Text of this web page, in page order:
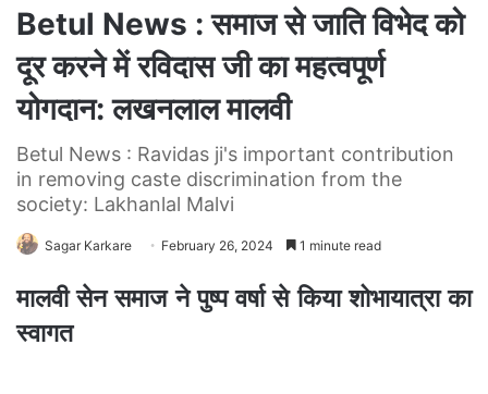
Betul News : समाज से जाति विभेद को
दूर करने में रविदास जी का महत्वपूर्ण
योगदान: लखनलाल मालवी
Betul News : Ravidas ji's important contribution
in removing caste discrimination from the
society: Lakhanlal Malvi
Sagar Karkare February 26, 2024 1 minute read
मालवी सेन समाज ने पुष्प वर्षा से किया शोभायात्रा का
स्वागत